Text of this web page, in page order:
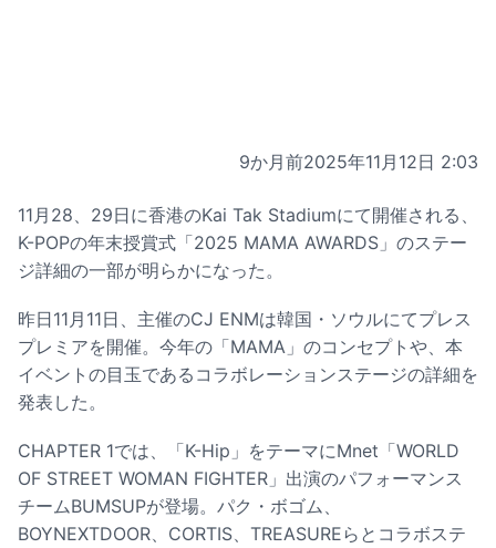
9か月前2025年11月12日 2:03
11月28、29日に香港のKai Tak Stadiumにて開催される、
K-POPの年末授賞式「2025 MAMA AWARDS」のステー
ジ詳細の一部が明らかになった。
昨日11月11日、主催のCJ ENMは韓国・ソウルにてプレス
プレミアを開催。今年の「MAMA」のコンセプトや、本
イベントの目玉であるコラボレーションステージの詳細を
発表した。
CHAPTER 1では、「K-Hip」をテーマにMnet「WORLD
OF STREET WOMAN FIGHTER」出演のパフォーマンス
チームBUMSUPが登場。パク・ボゴム、
BOYNEXTDOOR、CORTIS、TREASUREらとコラボステ